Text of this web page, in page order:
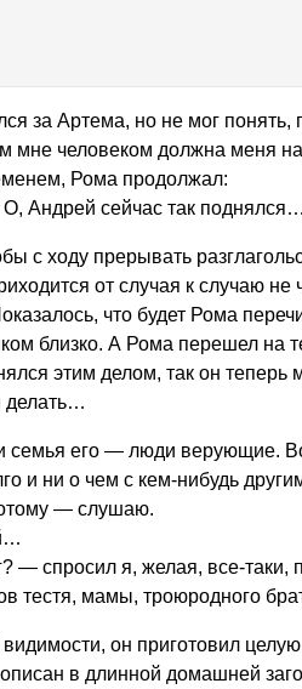
за Артема, но не мог понять,
человеком должна меня
Рома продолжал:
Андрей сейчас так поднялся…
с ходу прерывать
от случая к случаю не
что будет Рома
близко. А Рома перешел на
этим делом, так он теперь
делать…
семья его — люди верующие.
и ни о чем с кем-нибудь
— слушаю.
— спросил я, желая, все-таки,
тестя, мамы, троюродного
он приготовил
в длинной домашней